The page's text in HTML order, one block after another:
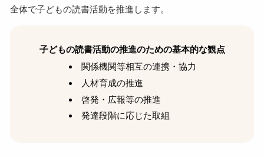
全体で子どもの読書活動を推進します。
子どもの読書活動の推進のための基本的な観点
関係機関等相互の連携・協力
人材育成の推進
啓発・広報等の推進
発達段階に応じた取組